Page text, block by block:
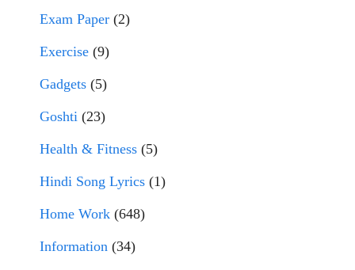
Exam Paper (2)
Exercise (9)
Gadgets (5)
Goshti (23)
Health & Fitness (5)
Hindi Song Lyrics (1)
Home Work (648)
Information (34)